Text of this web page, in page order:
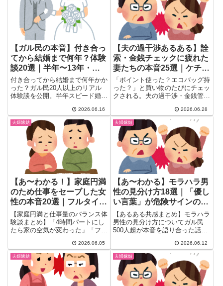
した。
【ガル民の本音】付き合っ
てから結婚まで何年？体験
談20選｜半年〜13年・後
悔エピソード・平均2年の
真実
付き合ってから結婚まで何年かか
った？ガル民20人以上のリアル
体験談を公開。半年スピード婚か
って後悔した」の本音と交際期間
より大切なことをまとめました。
2026.06.16
【夫の過干渉あるある】詮
索・金銭チェックに疲れた
妻たちの本音25選｜ケチ・
モラハラ・経済DVの違い
とは
「ポイント使った？エコバッグ持
った？」と買い物のたびにチェッ
クされる。夫の過干渉・金銭管理
から厳選。ケチとモラハラの違
い・経済DVの見分け方と、ガル
民直伝の対処法を30〜50代主婦
目線でまとめ。
2026.06.28
夫婦嫁姑
【あ〜わかる！】家庭円満
のため仕事をセーブした女
性の本音20選｜フルタイム
やめて変わったこと
【家庭円満と仕事量のバランス体
験談まとめ】「4時間パートにし
たら家の空気が変わった」「フル
た」30〜40代女性たちの本音20
選。専業主婦・扶養内パートを選
んだ理由と、働き方を変えて家庭
が変わった体験談を詳しく紹介し
ます。
2026.06.05
夫婦嫁姑
【あ〜わかる】モラハラ男
性の見分け方18選｜「優し
い言葉」が危険サインのワ
ケをガル民が解説
【あるある共感まとめ】モラハラ
男性の見分け方についてガル民
500人超が本音を語り合った話題
にする」という甘い言葉や「専業
主婦要求」がなぜ危険サインなの
か、再婚後に豹変された体験談と
対処法を交えながら詳しく解説。
あなたの周りにいませんか？
2026.06.12
夫婦嫁姑 夫婦嫁姑